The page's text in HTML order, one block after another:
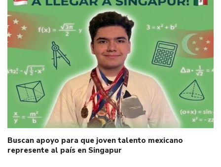
Buscan apoyo para que joven talento mexicano
represente al país en Singapur